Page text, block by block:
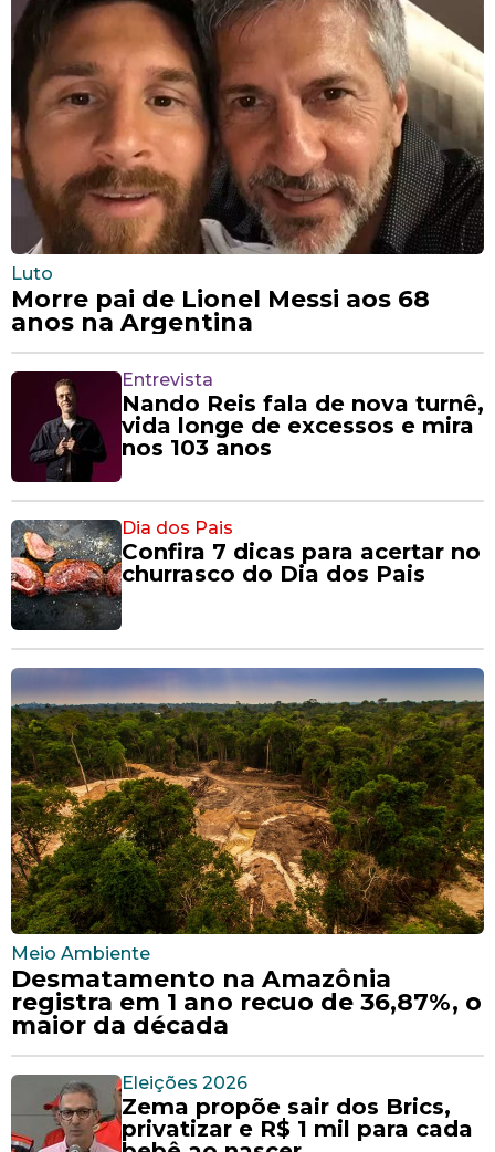
Luto
Morre pai de Lionel Messi aos 68
anos na Argentina
Entrevista
Nando Reis fala de nova turnê,
vida longe de excessos e mira
nos 103 anos
Dia dos Pais
Confira 7 dicas para acertar no
churrasco do Dia dos Pais
Meio Ambiente
Desmatamento na Amazônia
registra em 1 ano recuo de 36,87%, o
maior da década
Eleições 2026
Zema propõe sair dos Brics,
privatizar e R$ 1 mil para cada